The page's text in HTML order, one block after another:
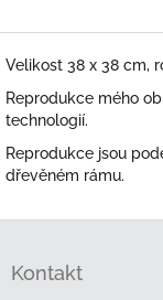
Velikost 38 x 38 cm,
Reprodukce mého
technologií.
Reprodukce jsou
dřevěném rámu.
Kontakt